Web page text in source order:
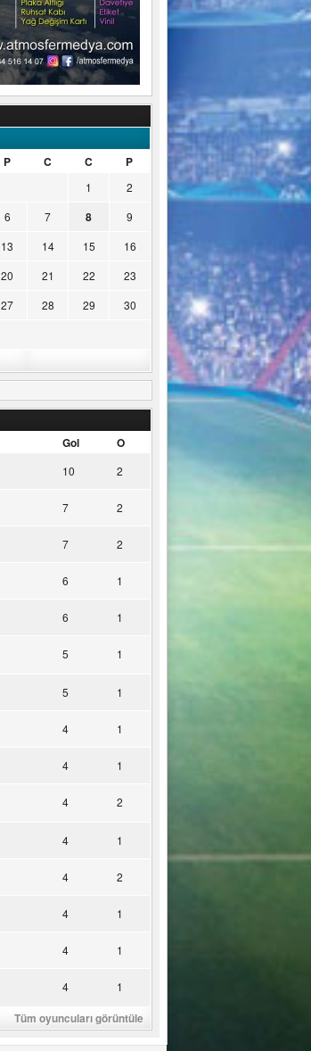
P C C P
1
2
6 7 8
9
13 14 15
16
20 21 22
23
27 28 29
30
Gol O
10 2
7 2
7 2
6 1
6 1
5 1
5 1
4 1
4 1
4 2
4 1
4 2
4 1
4 1
4 1
Tüm oyuncuları görüntüle